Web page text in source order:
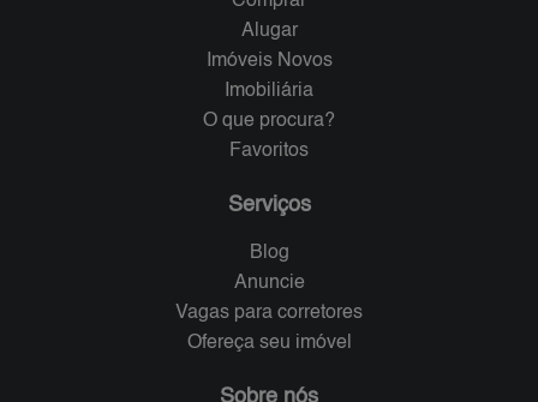
Alugar
Imóveis Novos
Imobiliária
O que procura?
Favoritos
Serviços
Blog
Anuncie
Vagas para corretores
Ofereça seu imóvel
Sobre nós